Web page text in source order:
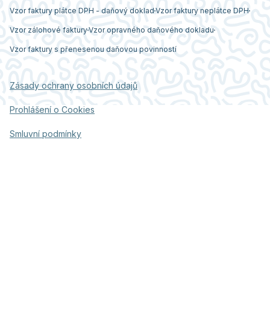
Vzor faktury plátce DPH - daňový doklad Vzor faktury neplátce DPH
Vzor zálohové fakturyVzor opravného daňového dokladu
Vzor faktury s přenesenou daňovou povinností
Zásady ochrany osobních údajů
Prohlášení o Cookies
Smluvní podmínky